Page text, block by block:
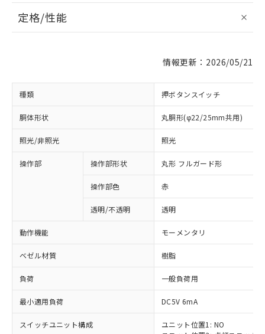
定格/性能
情報更新：2026/05/21
種類 押ボタンスイッチ
胴体形状 丸胴形(φ22/25mm共用)
照光/非照光 照光
操作部 操作部形状 丸形 フルガード形
操作部色 赤
透明/不透明 透明
動作機能 モーメンタリ
ベゼル材質 樹脂
負荷 一般負荷用
最小適用負荷 DC5V 6mA
スイッチユニット構成
ユニット位置1: NO